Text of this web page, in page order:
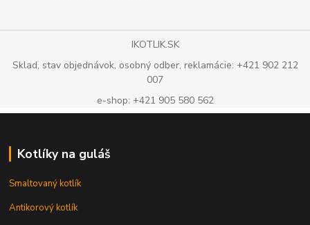
IKOTLIK.SK
Sklad, stav objednávok, osobný odber, reklamácie: +421 902 212
007
e-shop: +421 905 580 562
Kotlíky na guláš
Smaltovaný kotlík
Antikorový kotlík